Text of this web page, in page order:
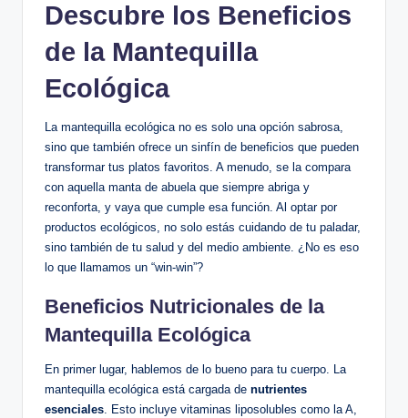
Descubre los Beneficios
de la Mantequilla
Ecológica
La mantequilla ecológica no es solo una opción sabrosa,
sino que también ofrece un sinfín de beneficios que pueden
transformar tus platos favoritos. A menudo, se la compara
con aquella manta de abuela que siempre abriga y
reconforta, y vaya que cumple esa función. Al optar por
productos ecológicos, no solo estás cuidando de tu paladar,
sino también de tu salud y del medio ambiente. ¿No es eso
lo que llamamos un “win-win”?
Beneficios Nutricionales de la
Mantequilla Ecológica
En primer lugar, hablemos de lo bueno para tu cuerpo. La
mantequilla ecológica está cargada de nutrientes
esenciales. Esto incluye vitaminas liposolubles como la A,